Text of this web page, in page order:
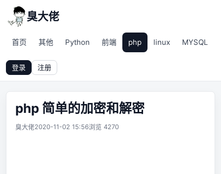
臭大佬
首页 其他 Python 前端 php linux MYSQL
登录 注册
php 简单的加密和解密
臭大佬2020-11-02 15:56浏览 4270